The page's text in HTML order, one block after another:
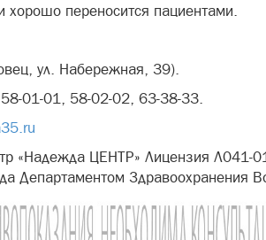
хорошо переносится пациентами.
ул. Набережная, 39).
01-01, 58-02-02, 63-38-33.
«Надежда ЦЕНТР» Лицензия Л041-
Департаментом Здравоохранения